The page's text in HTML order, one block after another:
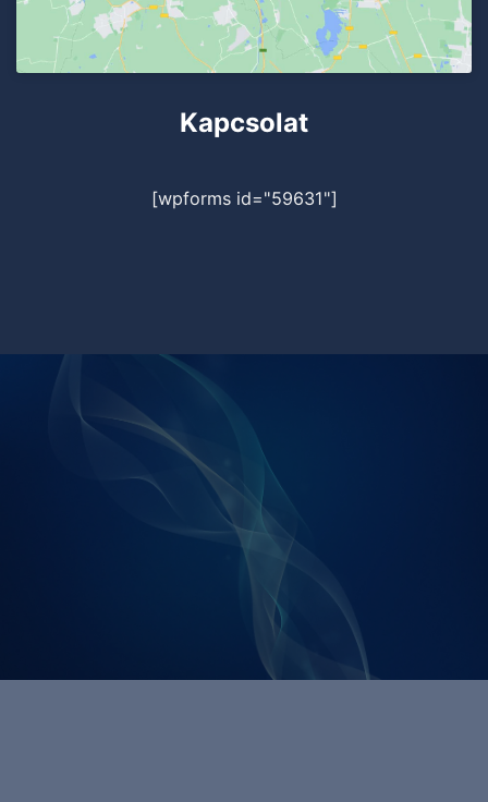
Kapcsolat
[wpforms id="59631"]